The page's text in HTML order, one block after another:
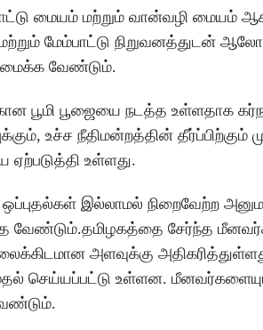
மையம் மற்றும் வான்வழி மையம்
மற்றும் மேம்பாட்டு நிறுவனத்துடன்
வேண்டும்.
பூமி பூஜையை நடத்த உள்ளதாக
உச்ச நீதிமன்றத்தின்
ஏற்படுத்தி உள்ளது.
ஒப்புதல்கள் இல்லாமல் நிறைவேற்ற
வேண்டும்.தமிழகத்தை சேர்ந்த
அளவுக்கு
செய்யப்பட்டு உள்ளன.